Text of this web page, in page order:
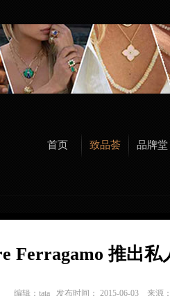
首页 致品荟 品牌堂
Ferragamo 推出
编辑： tata 发布时间： 2015-06-03 来源